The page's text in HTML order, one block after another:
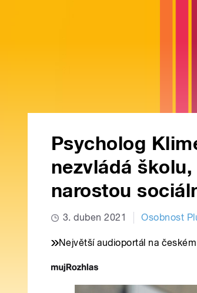
Psycholog
nezvládá
narostou
3. duben 2021 Osobnost
Největší audioportál na